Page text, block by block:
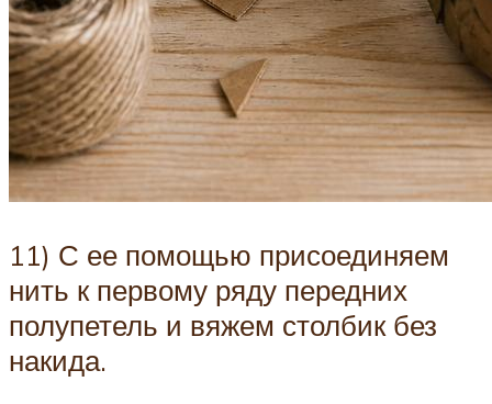
11) С ее помощью присоединяем
нить к первому ряду передних
полупетель и вяжем столбик без
накида.